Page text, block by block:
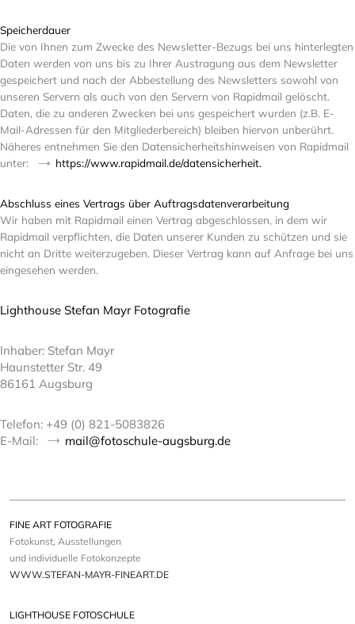
Speicherdauer
Die von Ihnen zum Zwecke des Newsletter-Bezugs bei uns hinterlegten
Daten werden von uns bis zu Ihrer Austragung aus dem Newsletter
gespeichert und nach der Abbestellung des Newsletters sowohl von
unseren Servern als auch von den Servern von Rapidmail gelöscht.
Daten, die zu anderen Zwecken bei uns gespeichert wurden (z.B. E-
Mail-Adressen für den Mitgliederbereich) bleiben hiervon unberührt.
Näheres entnehmen Sie den Datensicherheitshinweisen von Rapidmail
unter:
https://www.rapidmail.de/datensicherheit.
Abschluss eines Vertrags über Auftragsdatenverarbeitung
Wir haben mit Rapidmail einen Vertrag abgeschlossen, in dem wir
Rapidmail verpflichten, die Daten unserer Kunden zu schützen und sie
nicht an Dritte weiterzugeben. Dieser Vertrag kann auf Anfrage bei uns
eingesehen werden.
Lighthouse Stefan Mayr Fotografie
Inhaber: Stefan Mayr
Haunstetter Str. 49
86161 Augsburg
Telefon: +49 (0) 821-5083826
E-Mail:
mail@fotoschule-augsburg.de
FINE ART FOTOGRAFIE
Fotokunst, Ausstellungen
und individuelle Fotokonzepte
WWW.STEFAN-MAYR-FINEART.DE
LIGHTHOUSE FOTOSCHULE